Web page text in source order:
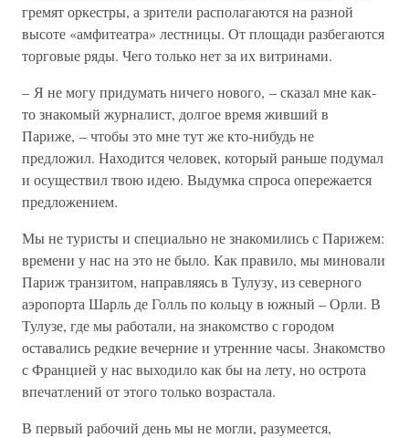
гремят оркестры, а зрители располагаются на разной
высоте «амфитеатра» лестницы. От площади разбегаются
торговые ряды. Чего только нет за их витринами.
– Я не могу придумать ничего нового, – сказал мне как-
то знакомый журналист, долгое время живший в
Париже, – чтобы это мне тут же кто-нибудь не
предложил. Находится человек, который раньше подумал
и осуществил твою идею. Выдумка спроса опережается
предложением.
Мы не туристы и специально не знакомились с Парижем:
времени у нас на это не было. Как правило, мы миновали
Париж транзитом, направляясь в Тулузу, из северного
аэропорта Шарль де Голль по кольцу в южный – Орли. В
Тулузе, где мы работали, на знакомство с городом
оставались редкие вечерние и утренние часы. Знакомство
с Францией у нас выходило как бы на лету, но острота
впечатлений от этого только возрастала.
В первый рабочий день мы не могли, разумеется,